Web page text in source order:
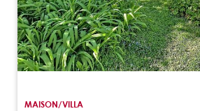
MAISON/VILLA